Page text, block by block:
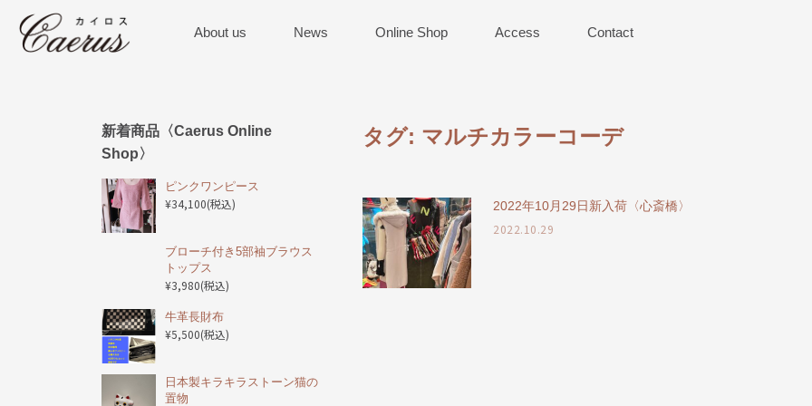
About us News Online Shop Access Contact
タグ: マルチカラーコーデ
2022年10月29日新入荷〈心斎橋〉
2022.10.29
新着商品〈Caerus Online
Shop〉
ピンクワンピース
¥34,100(税込)
ブローチ付き5部袖ブラウス
トップス
¥3,980(税込)
️牛革長財布
¥5,500(税込)
日本製キラキラストーン猫の
置物